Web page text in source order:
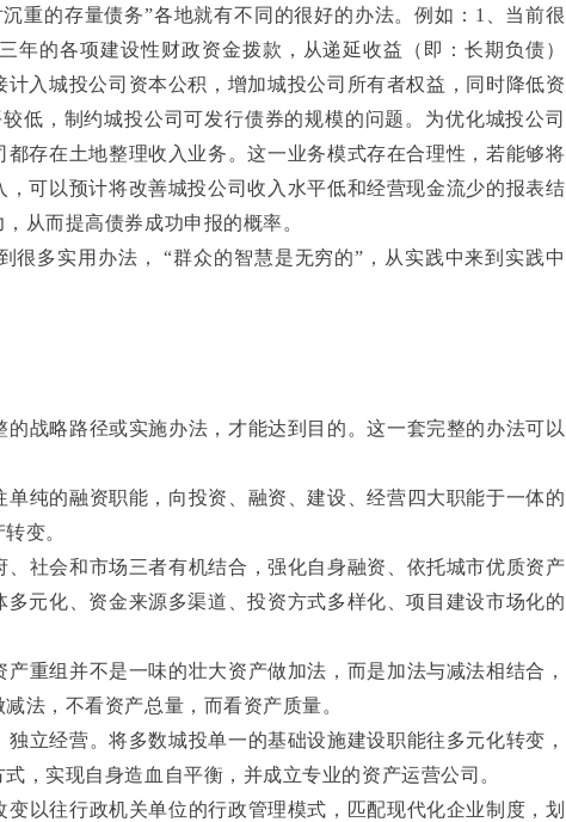
重的存量债务”各地就有不同的很好的办法。例如：1、当前很
的各项建设性财政资金拨款，从递延收益（即：长期负债）
入城投公司资本公积，增加城投公司所有者权益，同时降低资
低，制约城投公司可发行债券的规模的问题。为优化城投公司
存在土地整理收入业务。这一业务模式存在合理性，若能够将
可以预计将改善城投公司收入水平低和经营现金流少的报表结
从而提高债券成功申报的概率。
很多实用办法， “群众的智慧是无穷的”，从实践中来到实践中
战略路径或实施办法，才能达到目的。这一套完整的办法可以
纯的融资职能，向投资、融资、建设、经营四大职能于一体的
变。
社会和市场三者有机结合，强化自身融资、依托城市优质资产
元化、资金来源多渠道、投资方式多样化、项目建设市场化的
重组并不是一味的壮大资产做加法，而是加法与减法相结合，
法，不看资产总量，而看资产质量。
立经营。将多数城投单一的基础设施建设职能往多元化转变，
，实现自身造血自平衡，并成立专业的资产运营公司。
以往行政机关单位的行政管理模式，匹配现代化企业制度，划